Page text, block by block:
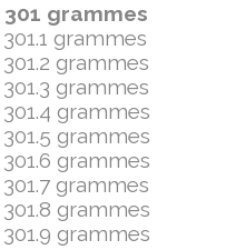
grammes
grammes
grammes
grammes
grammes
grammes
grammes
grammes
grammes
grammes